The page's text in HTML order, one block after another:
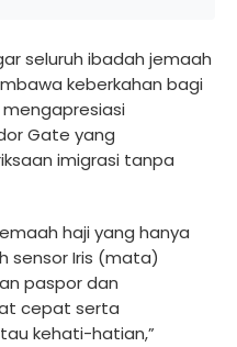
seluruh ibadah jemaah
keberkahan bagi
Gate yang
imigrasi tanpa
haji yang hanya
sensor Iris (mata)
paspor dan
cepat serta
kehati-hatian,”